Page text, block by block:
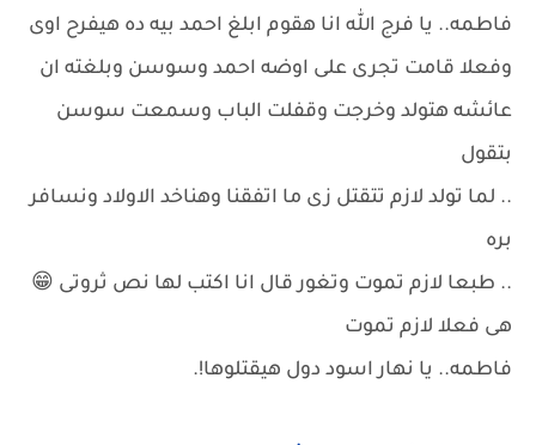
فاطمه.. يا فرج الله انا هقوم ابلغ احمد بيه ده هيفرح اوى
وفعلا قامت تجرى على اوضه احمد وسوسن وبلغته ان
عائشه هتولد وخرجت وقفلت الباب وسمعت سوسن
بتقول
.. لما تولد لازم تتقتل زى ما اتفقنا وهناخد الاولاد ونسافر
بره
.. طبعا لازم تموت وتغور قال انا اكتب لها نص ثروتى 😁
هى فعلا لازم تموت
فاطمه.. يا نهار اسود دول هيقتلوها!.